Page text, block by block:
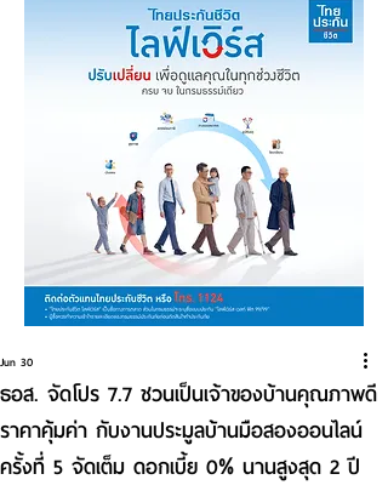
ธอส. จัดโปร 7.7 ชวนเป็นเจ้าของบ้านคุณภาพดี
ราคาคุ้มค่า กับงานประมูลบ้านมือสองออนไลน์
ครั้งที่ 5 จัดเต็ม ดอกเบี้ย 0% นานสูงสุด 2 ปี
Jun 30